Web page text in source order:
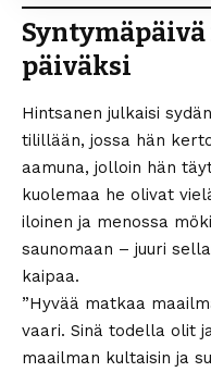
päiväksi
Hintsanen julkaisi
tilillään, jossa hän
aamuna, jolloin hän
kuolemaa he olivat
iloinen ja menossa
saunomaan – juuri
kaipaa.
”Hyvää matkaa
vaari. Sinä todella olit
maailman kultaisin ja